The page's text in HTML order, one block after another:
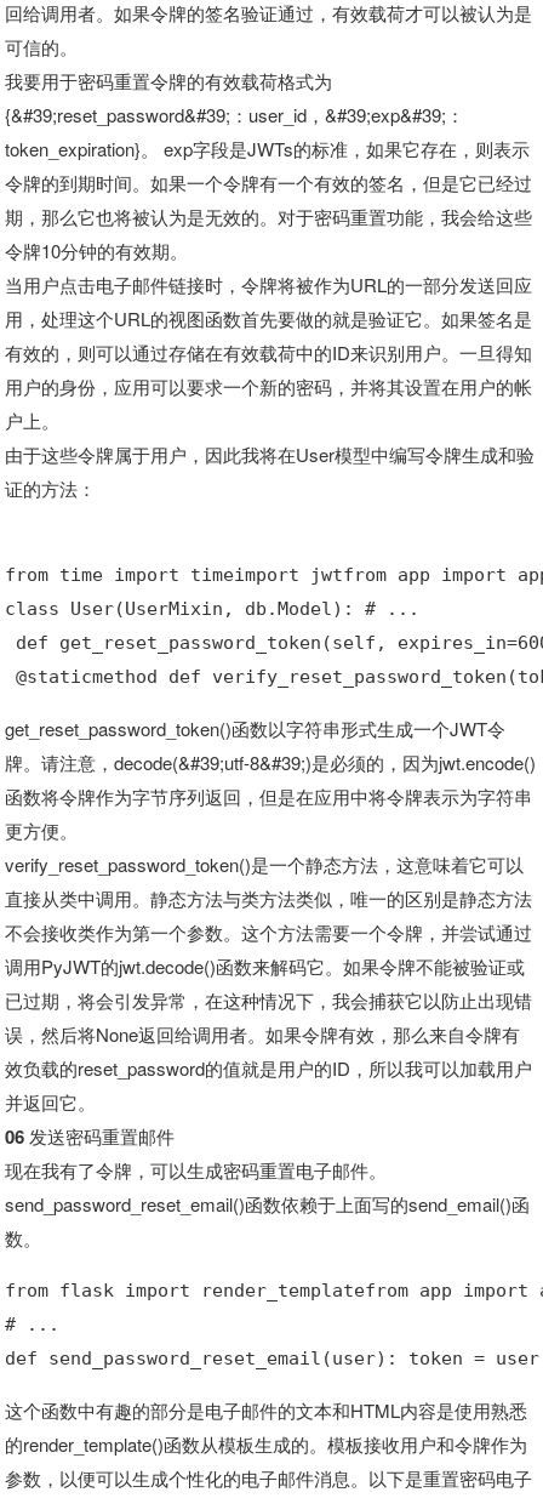
回给调用者。如果令牌的签名验证通过，有效载荷才可以被认为是
可信的。
我要用于密码重置令牌的有效载荷格式为
{&#39;reset_password&#39;：user_id，&#39;exp&#39;：
token_expiration}。 exp字段是JWTs的标准，如果它存在，则表示
令牌的到期时间。如果一个令牌有一个有效的签名，但是它已经过
期，那么它也将被认为是无效的。对于密码重置功能，我会给这些
令牌10分钟的有效期。
当用户点击电子邮件链接时，令牌将被作为URL的一部分发送回应
用，处理这个URL的视图函数首先要做的就是验证它。如果签名是
有效的，则可以通过存储在有效载荷中的ID来识别用户。一旦得知
用户的身份，应用可以要求一个新的密码，并将其设置在用户的帐
户上。
由于这些令牌属于用户，因此我将在User模型中编写令牌生成和验
证的方法：
from time import timeimport jwtfrom app import
class User(UserMixin, db.Model): # ...
def get_reset_password_token(self,
@staticmethod def
get_reset_password_token()函数以字符串形式生成一个JWT令
牌。请注意，decode(&#39;utf-8&#39;)是必须的，因为jwt.encode()
函数将令牌作为字节序列返回，但是在应用中将令牌表示为字符串
更方便。
verify_reset_password_token()是一个静态方法，这意味着它可以
直接从类中调用。静态方法与类方法类似，唯一的区别是静态方法
不会接收类作为第一个参数。这个方法需要一个令牌，并尝试通过
调用PyJWT的jwt.decode()函数来解码它。如果令牌不能被验证或
已过期，将会引发异常，在这种情况下，我会捕获它以防止出现错
误，然后将None返回给调用者。如果令牌有效，那么来自令牌有
效负载的reset_password的值就是用户的ID，所以我可以加载用户
并返回它。
06 发送密码重置邮件
现在我有了令牌，可以生成密码重置电子邮件。
send_password_reset_email()函数依赖于上面写的send_email()函
数。
from flask import render_templatefrom app import
# ...
def send_password_reset_email(user): token =
这个函数中有趣的部分是电子邮件的文本和HTML内容是使用熟悉
的render_template()函数从模板生成的。模板接收用户和令牌作为
参数，以便可以生成个性化的电子邮件消息。以下是重置密码电子